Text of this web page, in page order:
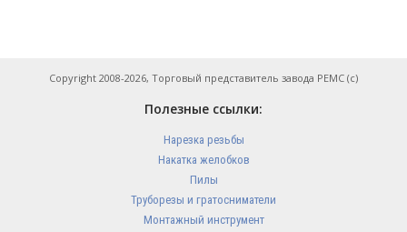
Copyright 2008-2026, Торговый представитель завода РЕМС (с)
Полезные ссылки:
Нарезка резьбы
Накатка желобков
Пилы
Труборезы и гратосниматели
Монтажный инструмент